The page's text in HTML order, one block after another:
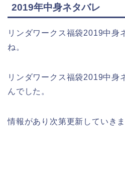
2019年中身ネタバレ
リンダワークス福袋2019中身
ね。
リンダワークス福袋2019中身
んでした。
情報があり次第更新していきま